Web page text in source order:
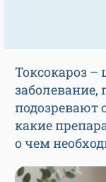
Токсокароз –
подозревают
какие
о чем